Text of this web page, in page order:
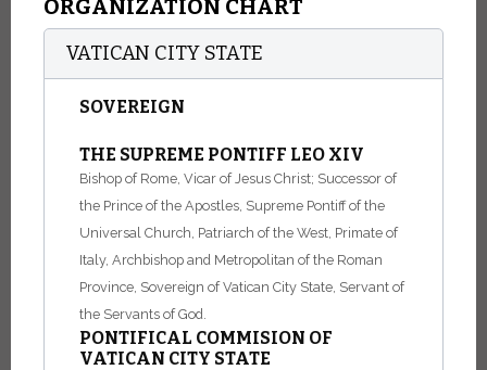
ORGANIZATION CHART
VATICAN CITY STATE
SOVEREIGN
THE SUPREME PONTIFF LEO XIV
Bishop of Rome, Vicar of Jesus Christ; Successor of
the Prince of the Apostles, Supreme Pontiff of the
Universal Church, Patriarch of the West, Primate of
Italy, Archbishop and Metropolitan of the Roman
Province, Sovereign of Vatican City State, Servant of
the Servants of God.
PONTIFICAL COMMISION OF
VATICAN CITY STATE